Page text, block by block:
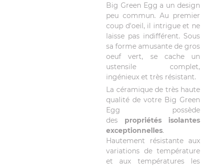
Big Green Egg a un design
peu commun. Au premier
coup d'oeil, il intrigue et ne
laisse pas indifférent. Sous
sa forme amusante de gros
oeuf vert, se cache un
ustensile complet,
ingénieux et très résistant.
La céramique de très haute
qualité de votre Big Green
Egg possède
des propriétés isolantes
exceptionnelles.
Hautement résistante aux
variations de température
et aux températures les